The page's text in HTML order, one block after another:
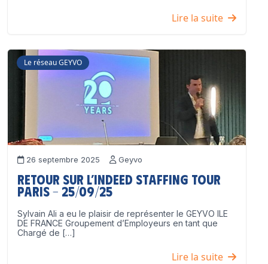
Lire la suite
Le réseau GEYVO
26 septembre 2025 Geyvo
Retour sur l’Indeed Staffing Tour
Paris – 25/09/25
Sylvain Ali a eu le plaisir de représenter le GEYVO ILE
DE FRANCE Groupement d’Employeurs en tant que
Chargé de […]
Lire la suite